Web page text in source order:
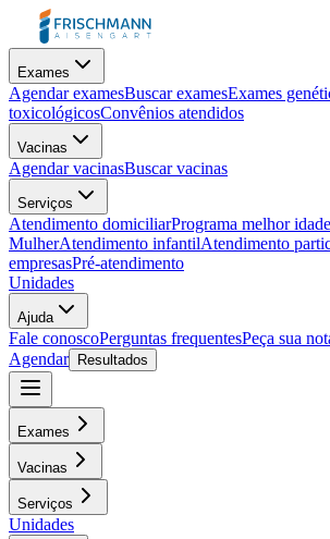
Exames
Agendar examesBuscar examesExames
toxicológicosConvênios atendidos
Vacinas
Agendar vacinasBuscar vacinas
Serviços
Atendimento domiciliarPrograma melhor idade
MulherAtendimento infantilAtendimento
empresasPré-atendimento
Unidades
Ajuda
Fale conoscoPerguntas frequentesPeça sua
Agendar
Resultados
Exames
Vacinas
Serviços
Unidades